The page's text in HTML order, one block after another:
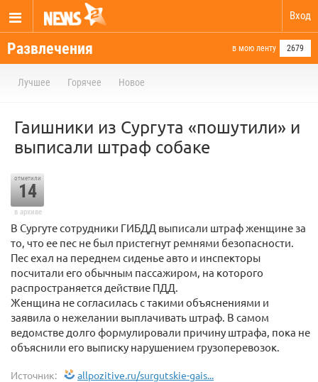
Вход
Развлечения в мою ленту 2679
Лучшее Горячее Новое
Гаишники из Сургута «пошутили» и
выписали штраф собаке
отметили
14
в архиве
В Сургуте сотрудники ГИБДД выписали штраф женщине за
то, что ее пес не был пристегнут ремнями безопасности.
Пес ехал на переднем сиденье авто и инспекторы
посчитали его обычным пассажиром, на которого
распространяется действие ПДД.
Женщина не согласилась с такими объяснениями и
заявила о нежелании выплачивать штраф. В самом
ведомстве долго формулировали причину штрафа, пока не
объяснили его выписку нарушением грузоперевозок.
Источник: allpozitive.ru/surgutskie-gais...